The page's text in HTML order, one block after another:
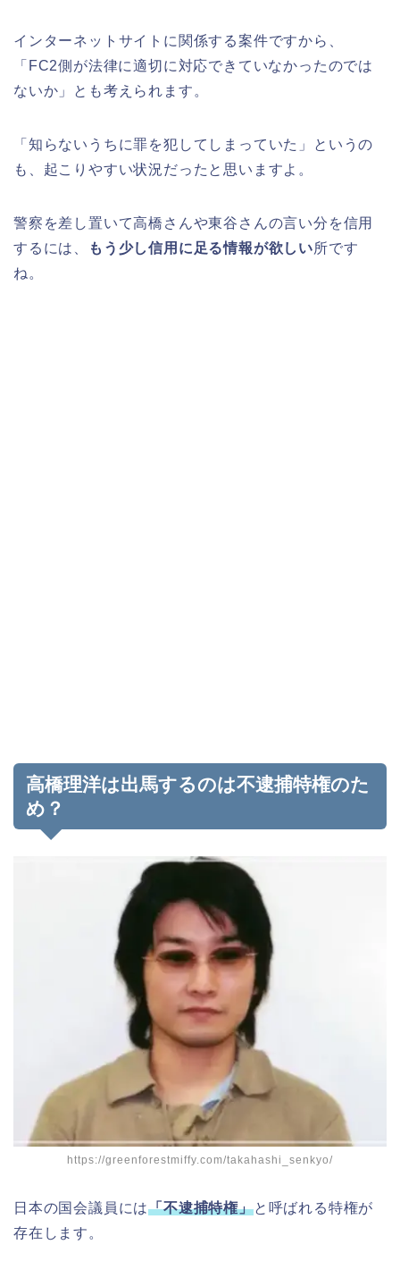
インターネットサイトに関係する案件ですから、
「FC2側が法律に適切に対応できていなかったのでは
ないか」とも考えられます。
「知らないうちに罪を犯してしまっていた」というの
も、起こりやすい状況だったと思いますよ。
警察を差し置いて高橋さんや東谷さんの言い分を信用
するには、
もう少し信用に足る情報が欲しい所です
ね。
高橋理洋は出馬するのは不逮捕特権のた
め？
https://greenforestmiffy.com/takahashi_senkyo/
日本の国会議員には「不逮捕特権」と呼ばれる特権が
存在します。